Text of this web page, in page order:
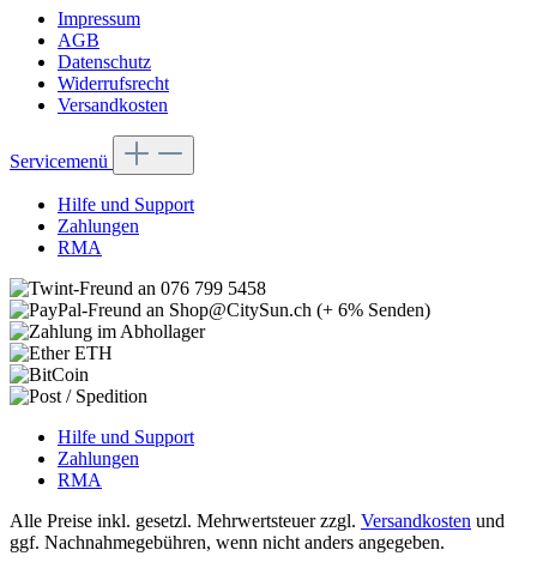
Impressum
AGB
Datenschutz
Widerrufsrecht
Versandkosten
Servicemenü
Hilfe und Support
Zahlungen
RMA
Hilfe und Support
Zahlungen
RMA
Alle Preise inkl. gesetzl. Mehrwertsteuer zzgl. Versandkosten und
ggf. Nachnahmegebühren, wenn nicht anders angegeben.